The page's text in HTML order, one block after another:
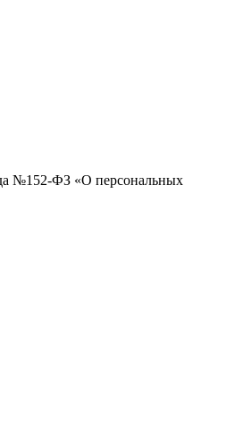
№152-ФЗ «О персональных